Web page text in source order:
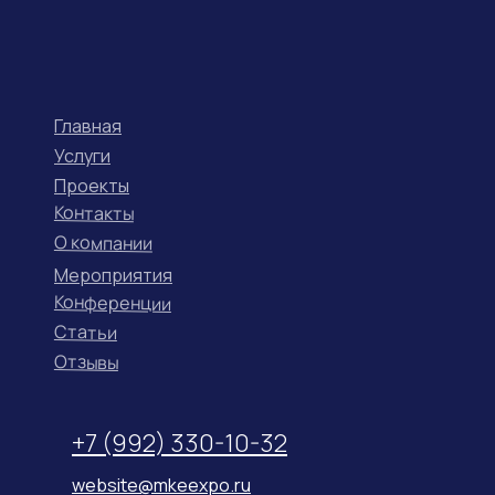
website@mkeexpo.ru
+7 (992) 330-10-32
Главная
Услуги
Проекты
О компании
Мероприятия
Контакты
Конференции
Статьи
Отзывы